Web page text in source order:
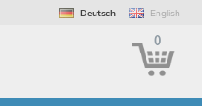
Deutsch English
0